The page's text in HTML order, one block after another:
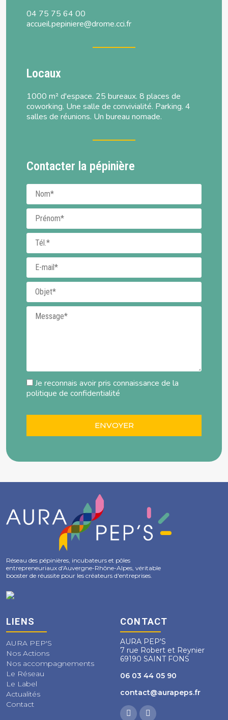
04 75 75 64 00
accueil.pepiniere@drome.cci.fr
Locaux
1000 m² d'espace. 25 bureaux. 8 places de
coworking. Une salle de convivialité. Parking. 4
salles de réunions. Un bureau nomade.
Contacter la pépinière
Nom
Prénom
Téléphone
E-mail
Objet
Message
Je reconnais avoir pris connaissance de la
politique de confidentialité
Réseau des pépinières, incubateurs et pôles
entrepreneuriaux d'Auvergne-Rhône-Alpes, véritable
booster de réussite pour les créateurs d'entreprises.
LIENS
AURA PEP'S
Nos Actions
Nos accompagnements
Le Réseau
Le Label
Actualités
Contact
CONTACT
AURA PEP'S
7 rue Robert et Reynier
69190 SAINT FONS
06 03 44 05 90
contact@aurapeps.fr